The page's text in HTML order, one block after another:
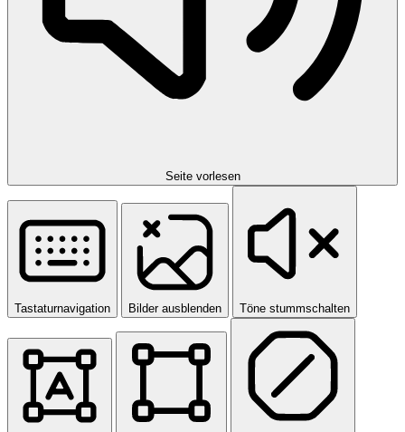
Seite vorlesen
Tastaturnavigation Bilder ausblenden Töne stummschalten